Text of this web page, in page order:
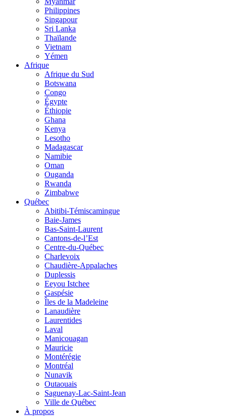
Philippines
Singapour
Sri Lanka
Thaïlande
Vietnam
Yémen
Afrique
Afrique du Sud
Botswana
Congo
Égypte
Éthiopie
Ghana
Kenya
Lesotho
Madagascar
Namibie
Oman
Ouganda
Rwanda
Zimbabwe
Québec
Abitibi-Témiscamingue
Baie-James
Bas-Saint-Laurent
Cantons-de-l’Est
Centre-du-Québec
Charlevoix
Chaudière-Appalaches
Duplessis
Eeyou Istchee
Gaspésie
Îles de la Madeleine
Lanaudière
Laurentides
Laval
Manicouagan
Mauricie
Montérégie
Montréal
Nunavik
Outaouais
Saguenay-Lac-Saint-Jean
Ville de Québec
À propos